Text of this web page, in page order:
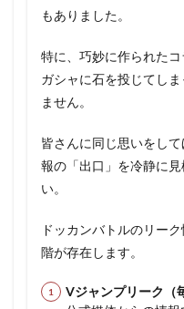
もありました。
特に、巧妙に作られた
ガシャに石を投じてし
ません。
皆さんに同じ思いをし
報の「出口」を冷静に
い。
ドッカンバトルのリー
階が存在します。
Vジャンプリーク（